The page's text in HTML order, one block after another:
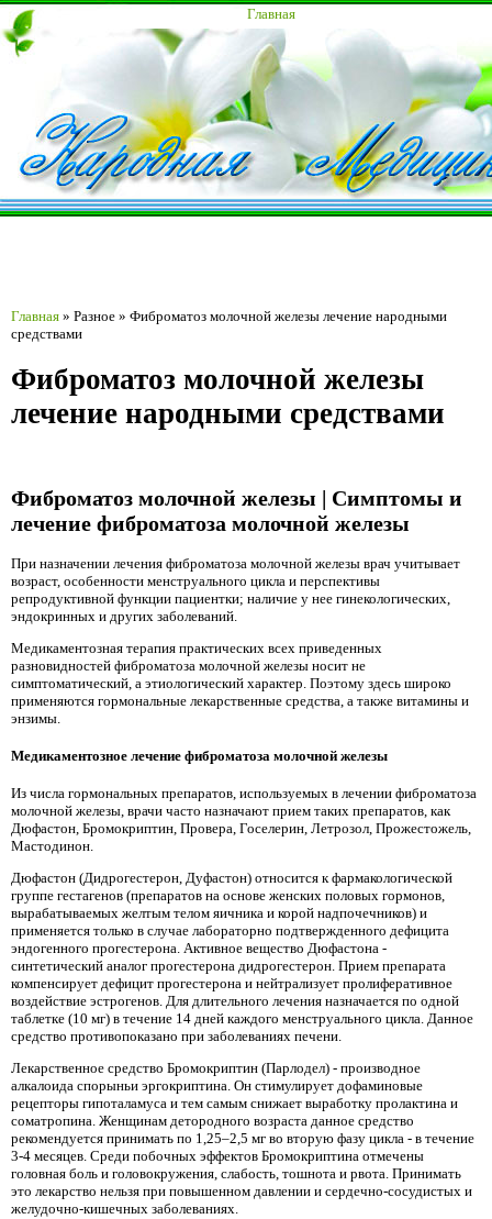
Главная
Главная » Разное » Фиброматоз молочной железы лечение народными
средствами
Фиброматоз молочной железы
лечение народными средствами
Фиброматоз молочной железы | Симптомы и
лечение фиброматоза молочной железы
При назначении лечения фиброматоза молочной железы врач учитывает
возраст, особенности менструального цикла и перспективы
репродуктивной функции пациентки; наличие у нее гинекологических,
эндокринных и других заболеваний.
Медикаментозная терапия практических всех приведенных
разновидностей фиброматоза молочной железы носит не
симптоматический, а этиологический характер. Поэтому здесь широко
применяются гормональные лекарственные средства, а также витамины и
энзимы.
Медикаментозное лечение фиброматоза молочной железы
Из числа гормональных препаратов, используемых в лечении фиброматоза
молочной железы, врачи часто назначают прием таких препаратов, как
Дюфастон, Бромокриптин, Провера, Госелерин, Летрозол, Прожестожель,
Мастодинон.
Дюфастон (Дидрогестерон, Дуфастон) относится к фармакологической
группе гестагенов (препаратов на основе женских половых гормонов,
вырабатываемых желтым телом яичника и корой надпочечников) и
применяется только в случае лабораторно подтвержденного дефицита
эндогенного прогестерона. Активное вещество Дюфастона -
синтетический аналог прогестерона дидрогестерон. Прием препарата
компенсирует дефицит прогестерона и нейтрализует пролиферативное
воздействие эстрогенов. Для длительного лечения назначается по одной
таблетке (10 мг) в течение 14 дней каждого менструального цикла. Данное
средство противопоказано при заболеваниях печени.
Лекарственное средство Бромокриптин (Парлодел) - производное
алкалоида спорыньи эргокриптина. Он стимулирует дофаминовые
рецепторы гипоталамуса и тем самым снижает выработку пролактина и
соматропина. Женщинам детородного возраста данное средство
рекомендуется принимать по 1,25–2,5 мг во вторую фазу цикла - в течение
3-4 месяцев. Среди побочных эффектов Бромокриптина отмечены
головная боль и головокружения, слабость, тошнота и рвота. Принимать
это лекарство нельзя при повышенном давлении и сердечно-сосудистых и
желудочно-кишечных заболеваниях.